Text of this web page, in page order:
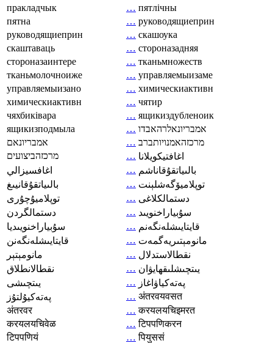
пракладчык
… пятлічны
пятна
… руководящиеприн
руководящиеприн
… скашоука
скаштаваць
… стороназадняя
стороназаинтере
… тканьмножеств
тканьмолочноиже
… управляемыизаме
управляемыизано
… химическиактивн
химическиактивн
… чятир
чяхбиківара
… ящикиздубленоик
ящикизподмыла
… אמבריונאלרהאבדו
אמבריונאם
… מרכזהאמנויותברב
מרכזהביצועים
… اغافتيكويلانا
اغافسيزالي
… بالىياتقۇقاناشم
بالىياتقۇقانيىغ
… توپلاميۆگەشلېنت
توپلاميۇچۇرى
… دستمالکلاغی
دستمالگردن
… سۇبياراخنويىد
سۇبياراخنويىديا
… قايتايىشلەنگەنم
قايتايىشلەنگەنن
… مانومېتىريەگمەت
مانومېتېر
… نقطالاستدلال
نقطالانطلاق
… يىتچىشلىقھايۋان
يىتچىشى
… پەتەكياۋاغاز
پەتەكيۇلتۇز
… अंतरवयवसत
अंतरवर
… करयलयचिइमरत
करयलयचिवेळ
… टिपपणिकरन
टिपपणियं
… पियुससं